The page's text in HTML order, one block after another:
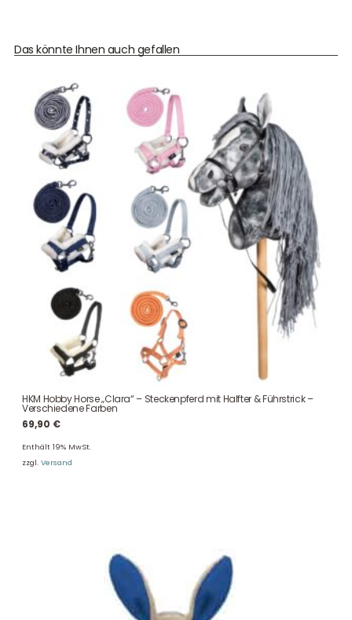
Das könnte Ihnen auch gefallen
HKM Hobby Horse „Clara“ – Steckenpferd mit Halfter & Führstrick –
Verschiedene Farben
69,90 €
Enthält 19% MwSt.
zzgl. Versand